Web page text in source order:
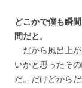
どこかで僕も瞬
間だと。
だから風呂上
いかと思ったそ
だ。だけどから